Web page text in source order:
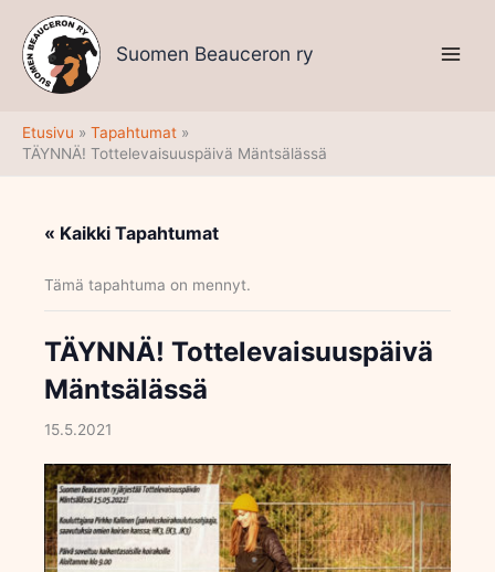
sisältöön
Suomen Beauceron ry
Etusivu
Tapahtumat
TÄYNNÄ! Tottelevaisuuspäivä Mäntsälässä
« Kaikki Tapahtumat
Tämä tapahtuma on mennyt.
TÄYNNÄ! Tottelevaisuuspäivä
Mäntsälässä
15.5.2021